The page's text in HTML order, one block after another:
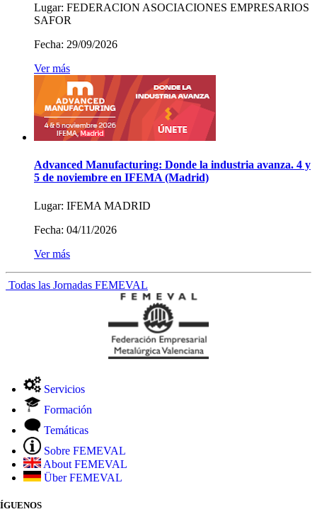
Lugar: FEDERACION ASOCIACIONES EMPRESARIOS
SAFOR
Fecha: 29/09/2026
Ver más
Advanced Manufacturing: Donde la industria avanza. 4 y
5 de noviembre en IFEMA (Madrid)
Lugar: IFEMA MADRID
Fecha: 04/11/2026
Ver más
Todas las Jornadas FEMEVAL
Servicios
Formación
Temáticas
Sobre FEMEVAL
About FEMEVAL
Über FEMEVAL